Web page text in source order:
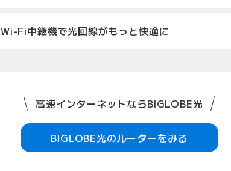
Wi-Fi中継機で光回線がもっと快適に
高速インターネットならBIGLOBE光
BIGLOBE光のルーターをみる